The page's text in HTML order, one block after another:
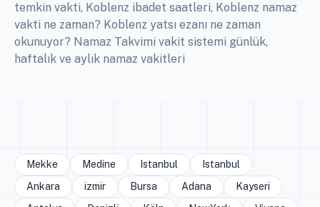
temkin vakti, Koblenz ibadet saatleri, Koblenz namaz
vakti ne zaman? Koblenz yatsı ezanı ne zaman
okunuyor? Namaz Takvimi vakit sistemi günlük,
haftalık ve aylık namaz vakitleri
Mekke Medine Istanbul
Istanbul
Ankara
izmir Bursa Adana
Kayseri